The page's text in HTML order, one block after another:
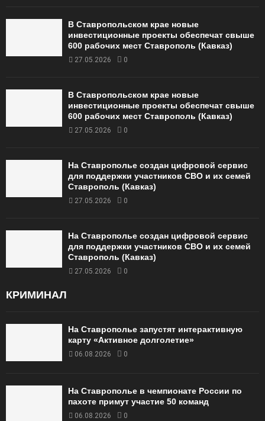
В Ставропольском крае новые
инвестиционные проекты обеспечат свыше
600 рабочих мест Ставрополь (Кавказ)
27.05.2026 0
В Ставропольском крае новые
инвестиционные проекты обеспечат свыше
600 рабочих мест Ставрополь (Кавказ)
27.05.2026 0
На Ставрополье создан цифровой сервис
для поддержки участников СВО и их семей
Ставрополь (Кавказ)
27.05.2026 0
На Ставрополье создан цифровой сервис
для поддержки участников СВО и их семей
Ставрополь (Кавказ)
27.05.2026 0
КРИМИНАЛ
На Ставрополье запустят интерактивную
карту «Активное долголетие»
06.08.2026 0
На Ставрополье в чемпионате России по
пахоте примут участие 50 команд
06.08.2026 0